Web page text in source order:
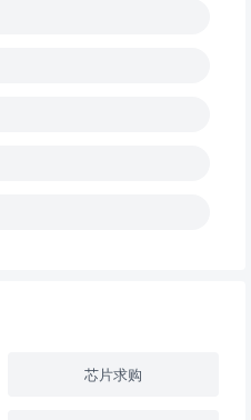
芯片求购